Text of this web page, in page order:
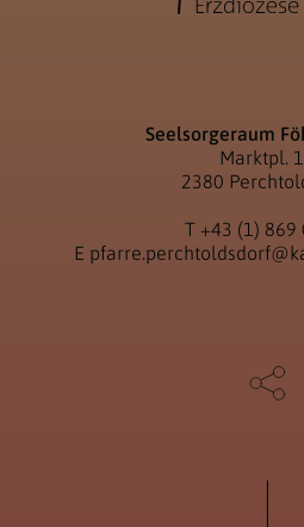
Seelsorgeraum
Marktpl.
2380
T +43 (1) 869
E